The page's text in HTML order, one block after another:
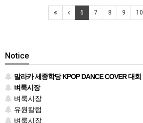
6 7 8 9 10
Notice
말라카 세종학당 KPOP DANCE COVER 대회
벼룩시장
벼룩시장
유원칼럼
벼룩시장